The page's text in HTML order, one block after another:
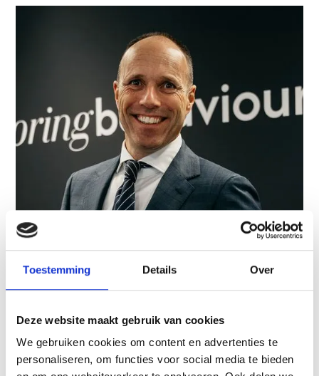
Toestemming Details Over
Deze website maakt gebruik van cookies
We gebruiken cookies om content en advertenties te
personaliseren, om functies voor social media te bieden
Patrick de Wit
bepaalt gedrag. Wie ander resultaat wil, moet bereid zijn
anders te kijken.